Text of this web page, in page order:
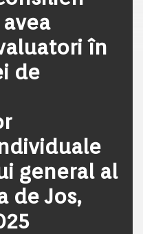
în
de
general al
de Jos,